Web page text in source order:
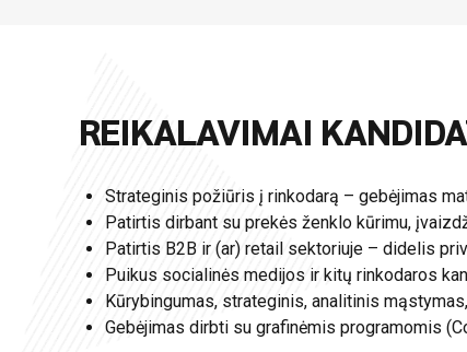
REIKALAVIMAI
Strateginis požiūris į rinkodarą – gebėjimas
Patirtis dirbant su prekės ženklo kūrimu,
Patirtis B2B ir (ar) retail sektoriuje – didelis
Puikus socialinės medijos ir kitų rinkodaros
Kūrybingumas, strateginis, analitinis
Gebėjimas dirbti su grafinėmis programomis